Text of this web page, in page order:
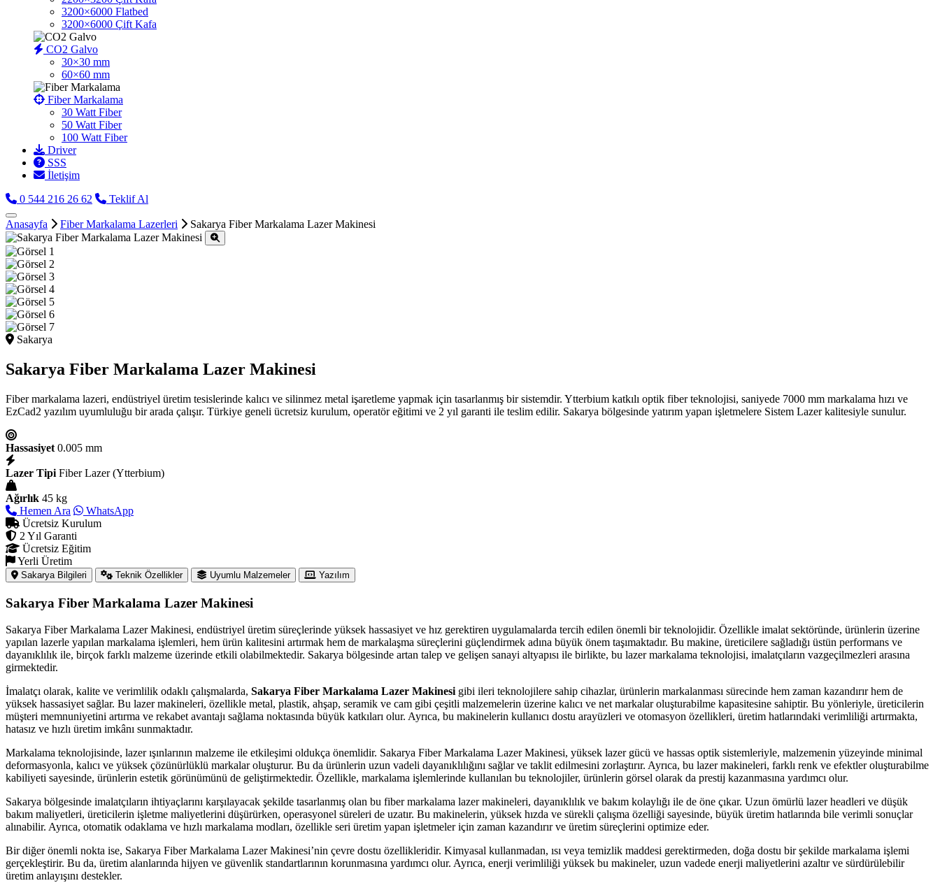
3200×6000 Flatbed
3200×6000 Çift Kafa
CO2 Galvo
30×30 mm
60×60 mm
Fiber Markalama
30 Watt Fiber
50 Watt Fiber
100 Watt Fiber
Driver
SSS
İletişim
0 544 216 26 62
Teklif Al
Anasayfa Fiber Markalama Lazerleri Sakarya Fiber Markalama Lazer Makinesi
Sakarya
Sakarya Fiber Markalama Lazer Makinesi
Fiber markalama lazeri, endüstriyel üretim tesislerinde kalıcı ve silinmez metal işaretleme yapmak için tasarlanmış bir sistemdir. Ytterbium katkılı optik fiber teknolojisi, saniyede 7000 mm markalama hızı ve
EzCad2 yazılım uyumluluğu bir arada çalışır. Türkiye geneli ücretsiz kurulum, operatör eğitimi ve 2 yıl garanti ile teslim edilir. Sakarya bölgesinde yatırım yapan işletmelere Sistem Lazer kalitesiyle sunulur.
Hassasiyet 0.005 mm
Lazer Tipi Fiber Lazer (Ytterbium)
Ağırlık 45 kg
Hemen Ara
WhatsApp
Ücretsiz Kurulum
2 Yıl Garanti
Ücretsiz Eğitim
Yerli Üretim
Sakarya Bilgileri Teknik Özellikler Uyumlu Malzemeler Yazılım
Sakarya Fiber Markalama Lazer Makinesi
Sakarya Fiber Markalama Lazer Makinesi, endüstriyel üretim süreçlerinde yüksek hassasiyet ve hız gerektiren uygulamalarda tercih edilen önemli bir teknolojidir. Özellikle imalat sektöründe, ürünlerin üzerine
yapılan lazerle yapılan markalama işlemleri, hem ürün kalitesini artırmak hem de markalaşma süreçlerini güçlendirmek adına büyük önem taşımaktadır. Bu makine, üreticilere sağladığı üstün performans ve
dayanıklılık ile, birçok farklı malzeme üzerinde etkili olabilmektedir. Sakarya bölgesinde artan talep ve gelişen sanayi altyapısı ile birlikte, bu lazer markalama teknolojisi, imalatçıların vazgeçilmezleri arasına
girmektedir.
İmalatçı olarak, kalite ve verimlilik odaklı çalışmalarda, Sakarya Fiber Markalama Lazer Makinesi gibi ileri teknolojilere sahip cihazlar, ürünlerin markalanması sürecinde hem zaman kazandırır hem de
yüksek hassasiyet sağlar. Bu lazer makineleri, özellikle metal, plastik, ahşap, seramik ve cam gibi çeşitli malzemelerin üzerine kalıcı ve net markalar oluşturabilme kapasitesine sahiptir. Bu yönleriyle, üreticilerin
müşteri memnuniyetini artırma ve rekabet avantajı sağlama noktasında büyük katkıları olur. Ayrıca, bu makinelerin kullanıcı dostu arayüzleri ve otomasyon özellikleri, üretim hatlarındaki verimliliği artırmakta,
hatasız ve hızlı üretim imkânı sunmaktadır.
Markalama teknolojisinde, lazer ışınlarının malzeme ile etkileşimi oldukça önemlidir. Sakarya Fiber Markalama Lazer Makinesi, yüksek lazer gücü ve hassas optik sistemleriyle, malzemenin yüzeyinde minimal
deformasyonla, kalıcı ve yüksek çözünürlüklü markalar oluşturur. Bu da ürünlerin uzun vadeli dayanıklılığını sağlar ve taklit edilmesini zorlaştırır. Ayrıca, bu lazer makineleri, farklı renk ve efektler oluşturabilme
kabiliyeti sayesinde, ürünlerin estetik görünümünü de geliştirmektedir. Özellikle, markalama işlemlerinde kullanılan bu teknolojiler, ürünlerin görsel olarak da prestij kazanmasına yardımcı olur.
Sakarya bölgesinde imalatçıların ihtiyaçlarını karşılayacak şekilde tasarlanmış olan bu fiber markalama lazer makineleri, dayanıklılık ve bakım kolaylığı ile de öne çıkar. Uzun ömürlü lazer headleri ve düşük
bakım maliyetleri, üreticilerin işletme maliyetlerini düşürürken, operasyonel süreleri de uzatır. Bu makinelerin, yüksek hızda ve sürekli çalışma özelliği sayesinde, büyük üretim hatlarında bile verimli sonuçlar
alınabilir. Ayrıca, otomatik odaklama ve hızlı markalama modları, özellikle seri üretim yapan işletmeler için zaman kazandırır ve üretim süreçlerini optimize eder.
Bir diğer önemli nokta ise, Sakarya Fiber Markalama Lazer Makinesi’nin çevre dostu özellikleridir. Kimyasal kullanmadan, ısı veya temizlik maddesi gerektirmeden, doğa dostu bir şekilde markalama işlemi
gerçekleştirir. Bu da, üretim alanlarında hijyen ve güvenlik standartlarının korunmasına yardımcı olur. Ayrıca, enerji verimliliği yüksek bu makineler, uzun vadede enerji maliyetlerini azaltır ve sürdürülebilir
üretim anlayışını destekler.